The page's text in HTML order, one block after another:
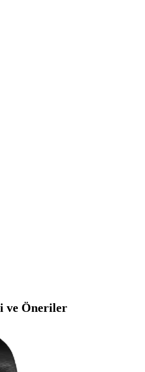
ve Öneriler